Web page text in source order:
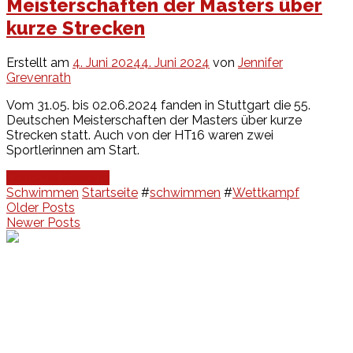
Meisterschaften der Masters über
kurze Strecken
Erstellt am 4. Juni 20244. Juni 2024 von Jennifer
Grevenrath
Vom 31.05. bis 02.06.2024 fanden in Stuttgart die 55.
Deutschen Meisterschaften der Masters über kurze
Strecken statt. Auch von der HT16 waren zwei
Sportlerinnen am Start.
Schwimmen Startseite #schwimmen #Wettkampf
Beitragsnavigation
Older Posts
Newer Posts